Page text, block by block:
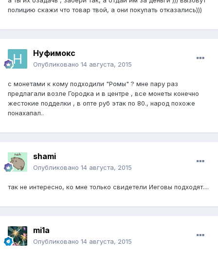
полицию скажи что товар твой, а они покупать отказались)))
Нуфимокс
Опубликовано 14 августа, 2015
с монетами к кому подходили "Ромы" ? мне пару раз
предлагали возле Городка и в центре , все монеты конечно
жестокие подделки , в опте руб этак по 80., народ похоже
понахапал..
shami
Опубликовано 14 августа, 2015
так не интересно, ко мне только свидетели Иеговы подходят....
mi1a
Опубликовано 14 августа, 2015